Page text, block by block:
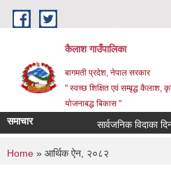
Skip to main content
कैलाश गाउँपालिका
बागमती प्रदेश, नेपाल सरकार
" स्वच्छ शिक्षित एवं सम्बृद्ध कैलाश,
योजनाबद्ध बिकास "
समाचार सार्वजनिक विदाका दिन
You are here
Home » आर्थिक ऐन, २०८२